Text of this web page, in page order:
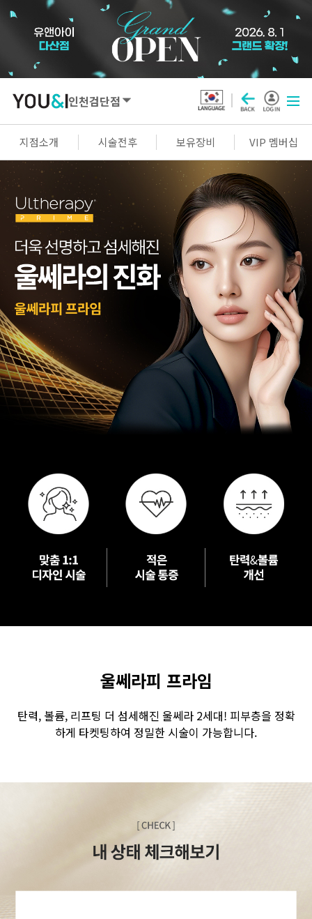
인천검단점
지점소개 시술전후 보유장비 VIP 멤버십
SEOUL
강남점 잠실점
명동점 홍대신촌점 영등포점 마곡점
건대점 구로점 여의도점 천호점
목동점 창동점
GYEONGGI / INCHEON
수원점 광교점 광명점
산본점 일산점 다산점
김포점 인천검단점 동탄점 평택점
안양점 부평점 의정부점
화성봉담점
CHUNGCHEONG-DO
JEOLLA-DO
부산점 창원점
울쎄라피 프라임
탄력, 볼륨, 리프팅 더 섬세해진 울쎄라 2세대! 피부층을 정확
하게 타켓팅하여 정밀한 시술이 가능합니다.